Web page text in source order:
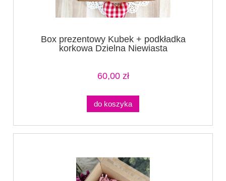
Box prezentowy Kubek + podkładka
korkowa Dzielna Niewiasta
60,00 zł
do koszyka